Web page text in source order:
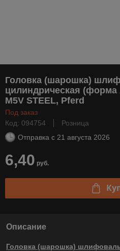
Головка (шарошка)
цилиндрическая (форма
M5V STEEL, Pferd
Под заказ
Код: 094754
Розница
Отправка с 21 августа 2026
6,40 руб.
Описание
Головка (шарошка)